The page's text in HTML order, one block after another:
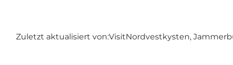
Zuletzt aktualisiert von:VisitNordvestkysten,